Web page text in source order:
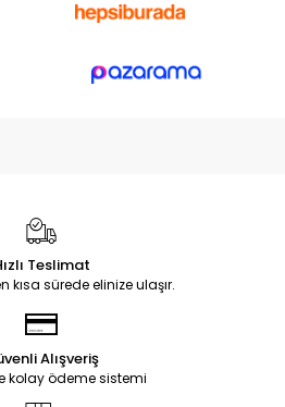
Teslimat
kısa sürede elinize ulaşır.
Alışveriş
kolay ödeme sistemi